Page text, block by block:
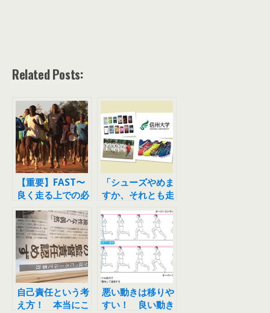
Related Posts:
【重要】FAST〜
良く走る上での必
要な要素〜 ケニ
ア人のトレーニン
グから学ぼう
「シューズやめま
すか、それとも走
る事やめますか」
自己責任という考
え方！ 本当にこ
悪い動きは移りや
すい！ 良い動き